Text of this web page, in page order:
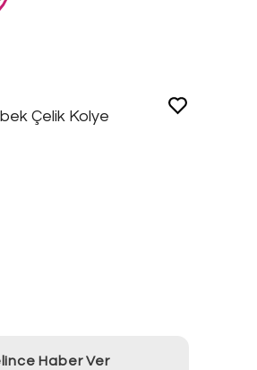
Çelik Kolye
Haber Ver